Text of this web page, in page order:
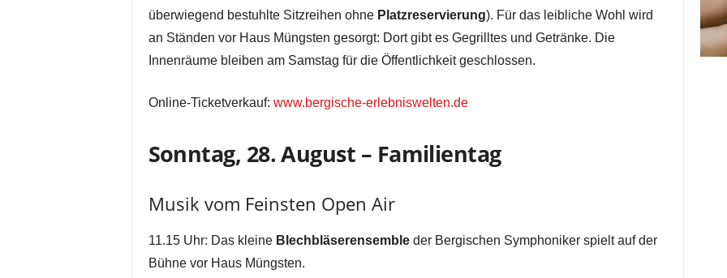
überwiegend bestuhlte Sitzreihen ohne Platzreservierung). Für das leibliche Wohl wird
an Ständen vor Haus Müngsten gesorgt: Dort gibt es Gegrilltes und Getränke. Die
Innenräume bleiben am Samstag für die Öffentlichkeit geschlossen.
Online-Ticketverkauf: www.bergische-erlebniswelten.de
Sonntag, 28. August – Familientag
Musik vom Feinsten Open Air
11.15 Uhr: Das kleine Blechbläserensembleder Bergischen Symphoniker spielt auf der
Bühne vor Haus Müngsten.